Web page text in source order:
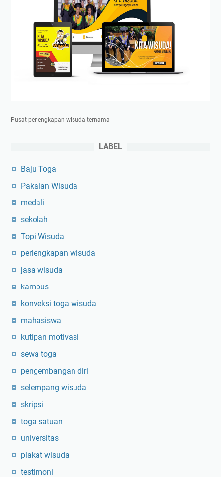
Pusat perlengkapan wisuda ternama
LABEL
Baju Toga
Pakaian Wisuda
medali
sekolah
Topi Wisuda
perlengkapan wisuda
jasa wisuda
kampus
konveksi toga wisuda
mahasiswa
kutipan motivasi
sewa toga
pengembangan diri
selempang wisuda
skripsi
toga satuan
universitas
plakat wisuda
testimoni